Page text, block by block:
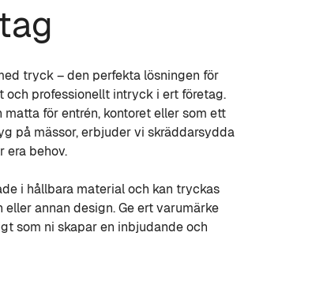
tryck – den perfekta lösningen för
och professionellt intryck i ert företag.
matta för entrén, kontoret eller som ett
på mässor, erbjuder vi skräddarsydda
era behov.
i hållbara material och kan tryckas
annan design. Ge ert varumärke
som ni skapar en inbjudande och